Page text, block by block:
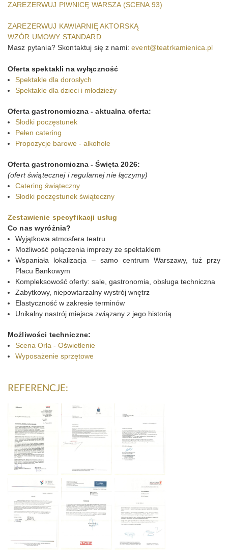
ZAREZERWUJ PIWNICĘ WARSZA (SCENA 93)
ZAREZERWUJ KAWIARNIĘ AKTORSKĄ
WZÓR UMOWY STANDARD
Masz pytania? Skontaktuj się z nami:event@teatrkamienica.pl
Oferta spektakli na wyłączność
Spektakle dla dorosłych
Spektakle dla dzieci i młodzieży
Oferta gastronomiczna - aktualna oferta:
Słodki poczęstunek
Pełen catering
Propozycje barowe - alkohole
Oferta gastronomiczna - Święta 2026:
(ofert świątecznej i regularnej nie łączymy)
Catering świąteczny
Słodki poczęstunek świąteczny
Zestawienie specyfikacji usług
Co nas wyróżnia?
Wyjątkowa atmosfera teatru
Możliwość połączenia imprezy ze spektaklem
Wspaniała lokalizacja – samo centrum Warszawy, tuż przy
Placu Bankowym
Kompleksowość oferty: sale, gastronomia, obsługa techniczna
Zabytkowy, niepowtarzalny wystrój wnętrz
Elastyczność w zakresie terminów
Unikalny nastrój miejsca związany z jego historią
Możliwości techniczne:
Scena Orla - Oświetlenie
Wyposażenie sprzętowe
REFERENCJE: